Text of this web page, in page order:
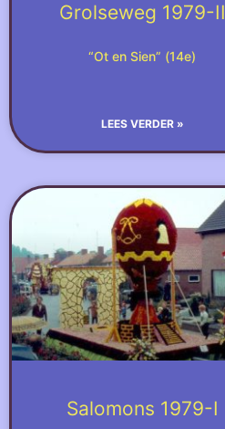
Grolseweg 1979-II
“Ot en Sien” (14e)
LEES VERDER »
Salomons 1979-I